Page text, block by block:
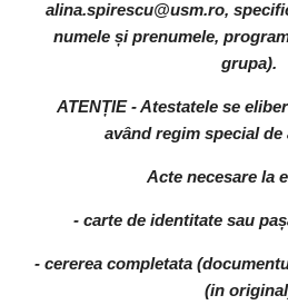
alina.spirescu@usm.ro,
numele și prenumele,
grupa).
ATENȚIE - Atestatele se
având regim special de
Acte necesare la
- carte de identitate sau
- cererea completata
(in